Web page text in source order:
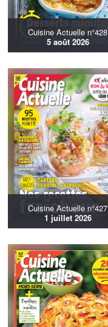
Cuisine Actuelle n°428
5 août 2026
Cuisine Actuelle n°427
1 juillet 2026